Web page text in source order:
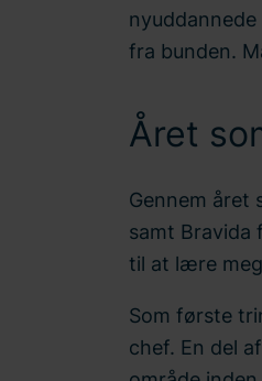
fra bunden.
Året
Gennem året
samt Bravida
til at lære
Som første
chef. En del